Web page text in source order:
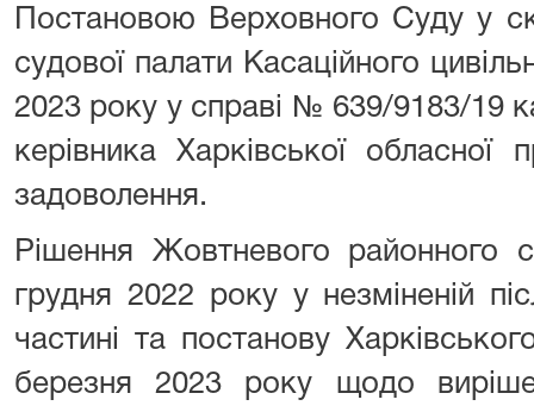
Постановою Верховного Суду у
судової палати Касаційного
2023 року у справі № 639/9183/19
керівника Харківської
задоволення.
Рішення Жовтневого районного
грудня 2022 року у незміненій
частині та постанову
березня 2023 року щодо